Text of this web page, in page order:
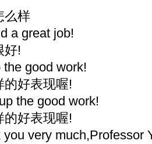
么样
a great job!
好!
good work!
的好表现喔!
the good work!
的好表现喔!
very much,Professor